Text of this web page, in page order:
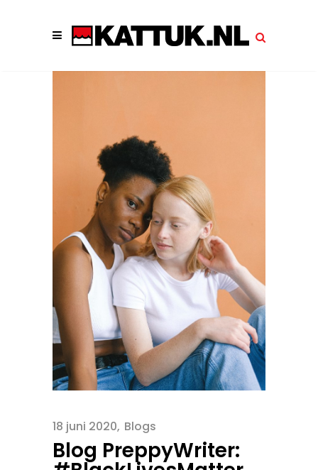
18 juni 2020 Blogs
Blog PreppyWriter: